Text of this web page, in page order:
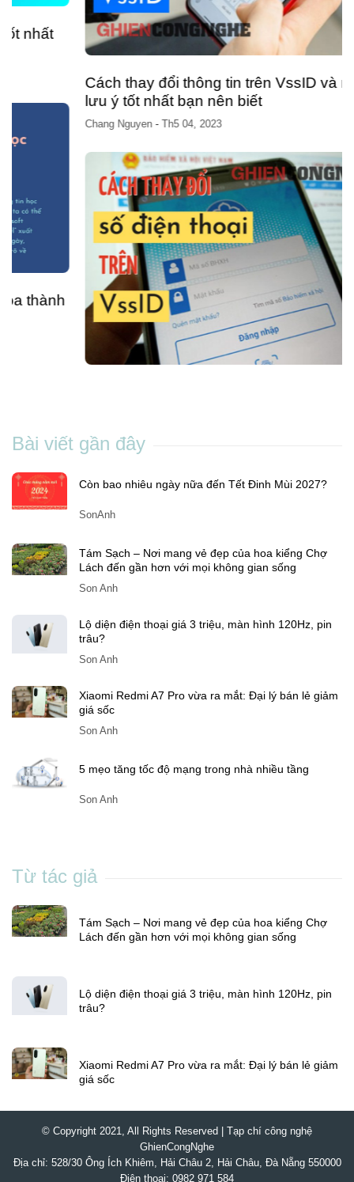
Cách thay đổi thông tin trên VssID và những
lưu ý tốt nhất bạn nên biết
Chang Nguyen-Th5 04, 2023
Còn bao nhiêu ngày nữa đến Tết Đinh Mùi 2027?
Tám Sạch – Nơi mang vẻ đẹp của hoa kiểng Chợ
Lách đến gần hơn với mọi không gian sống
Lộ diện điện thoại giá 3 triệu, màn hình 120Hz, pin
trâu?
giá sốc
Son Anh
Tám Sạch – Nơi mang vẻ đẹp của hoa kiểng Chợ
Lộ diện điện thoại giá 3 triệu, màn hình 120Hz, pin
Xiaomi Redmi A7 Pro vừa ra mắt: Đại lý bán lẻ giảm
giá sốc